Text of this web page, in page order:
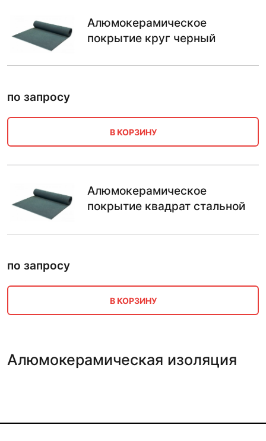
Алюмокерамическое
покрытие круг черный
по запросу
В КОРЗИНУ
Алюмокерамическое
покрытие квадрат стальной
по запросу
В КОРЗИНУ
Алюмокерамическая изоляция